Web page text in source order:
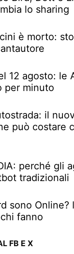
lo sharing
è morto:
12 agosto: le
per minuto
il
può costare
perché gli
tradizionali
sono Online?
fanno
FB E X